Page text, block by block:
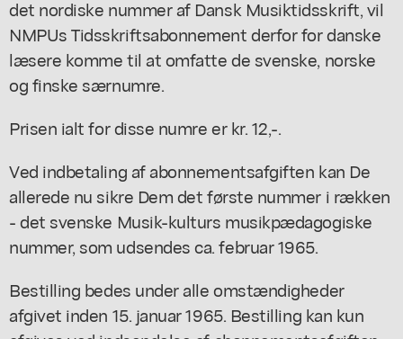
det nordiske nummer af Dansk Musiktidsskrift, vil
NMPUs Tidsskriftsabonnement derfor for danske
læsere komme til at omfatte de svenske, norske
og finske særnumre.
Prisen ialt for disse numre er kr. 12,-.
Ved indbetaling af abonnementsafgiften kan De
allerede nu sikre Dem det første nummer i rækken
- det svenske Musik-kulturs musikpædagogiske
nummer, som udsendes ca. februar 1965.
Bestilling bedes under alle omstændigheder
afgivet inden 15. januar 1965. Bestilling kan kun